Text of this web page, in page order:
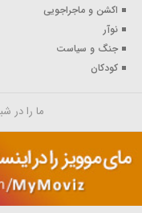
اکشن و ماجراجویی
نوآر
جنگ و سیاست
کودکان
ما را در